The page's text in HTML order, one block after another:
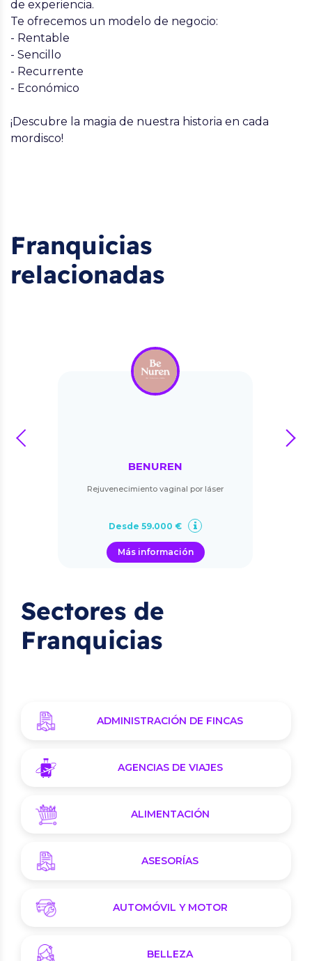
de experiencia.
Te ofrecemos un modelo de negocio:
- Rentable
- Sencillo
- Recurrente
- Económico
¡Descubre la magia de nuestra historia en cada
mordisco!
Franquicias
relacionadas
BENUREN
Rejuvenecimiento vaginal por láser
Desde 59.000 €
Más información
prev next
Sectores de
Franquicias
ADMINISTRACIÓN DE FINCAS
AGENCIAS DE VIAJES
ALIMENTACIÓN
ASESORÍAS
AUTOMÓVIL Y MOTOR
BELLEZA